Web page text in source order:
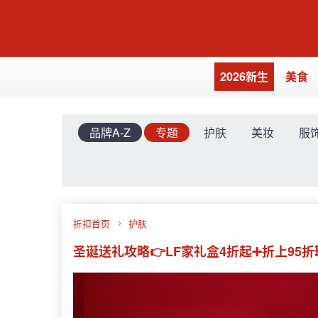
2026新生 美食
品牌A-Z 专题 护肤 美妆 服
折扣首页 护肤
圣诞送礼攻略👉LF家礼盒4折起➕折上95